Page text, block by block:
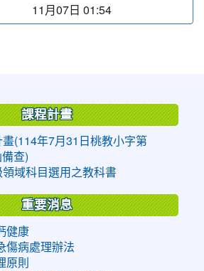
11月07日 01:54
課程計畫
(114年7月31日桃教小字第
查)
域科目選用之教科書
重要消息
健康
傷病處理辦法
原則